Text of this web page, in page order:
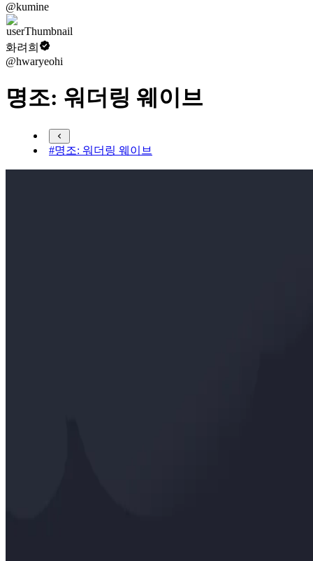
@kumine
화려희
@hwaryeohi
명조: 워더링 웨이브
#명조: 워더링 웨이브